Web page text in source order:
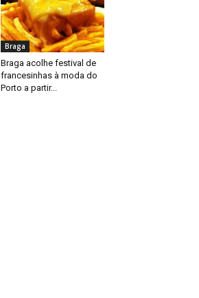
Braga
Braga acolhe festival de
francesinhas à moda do
Porto a partir...